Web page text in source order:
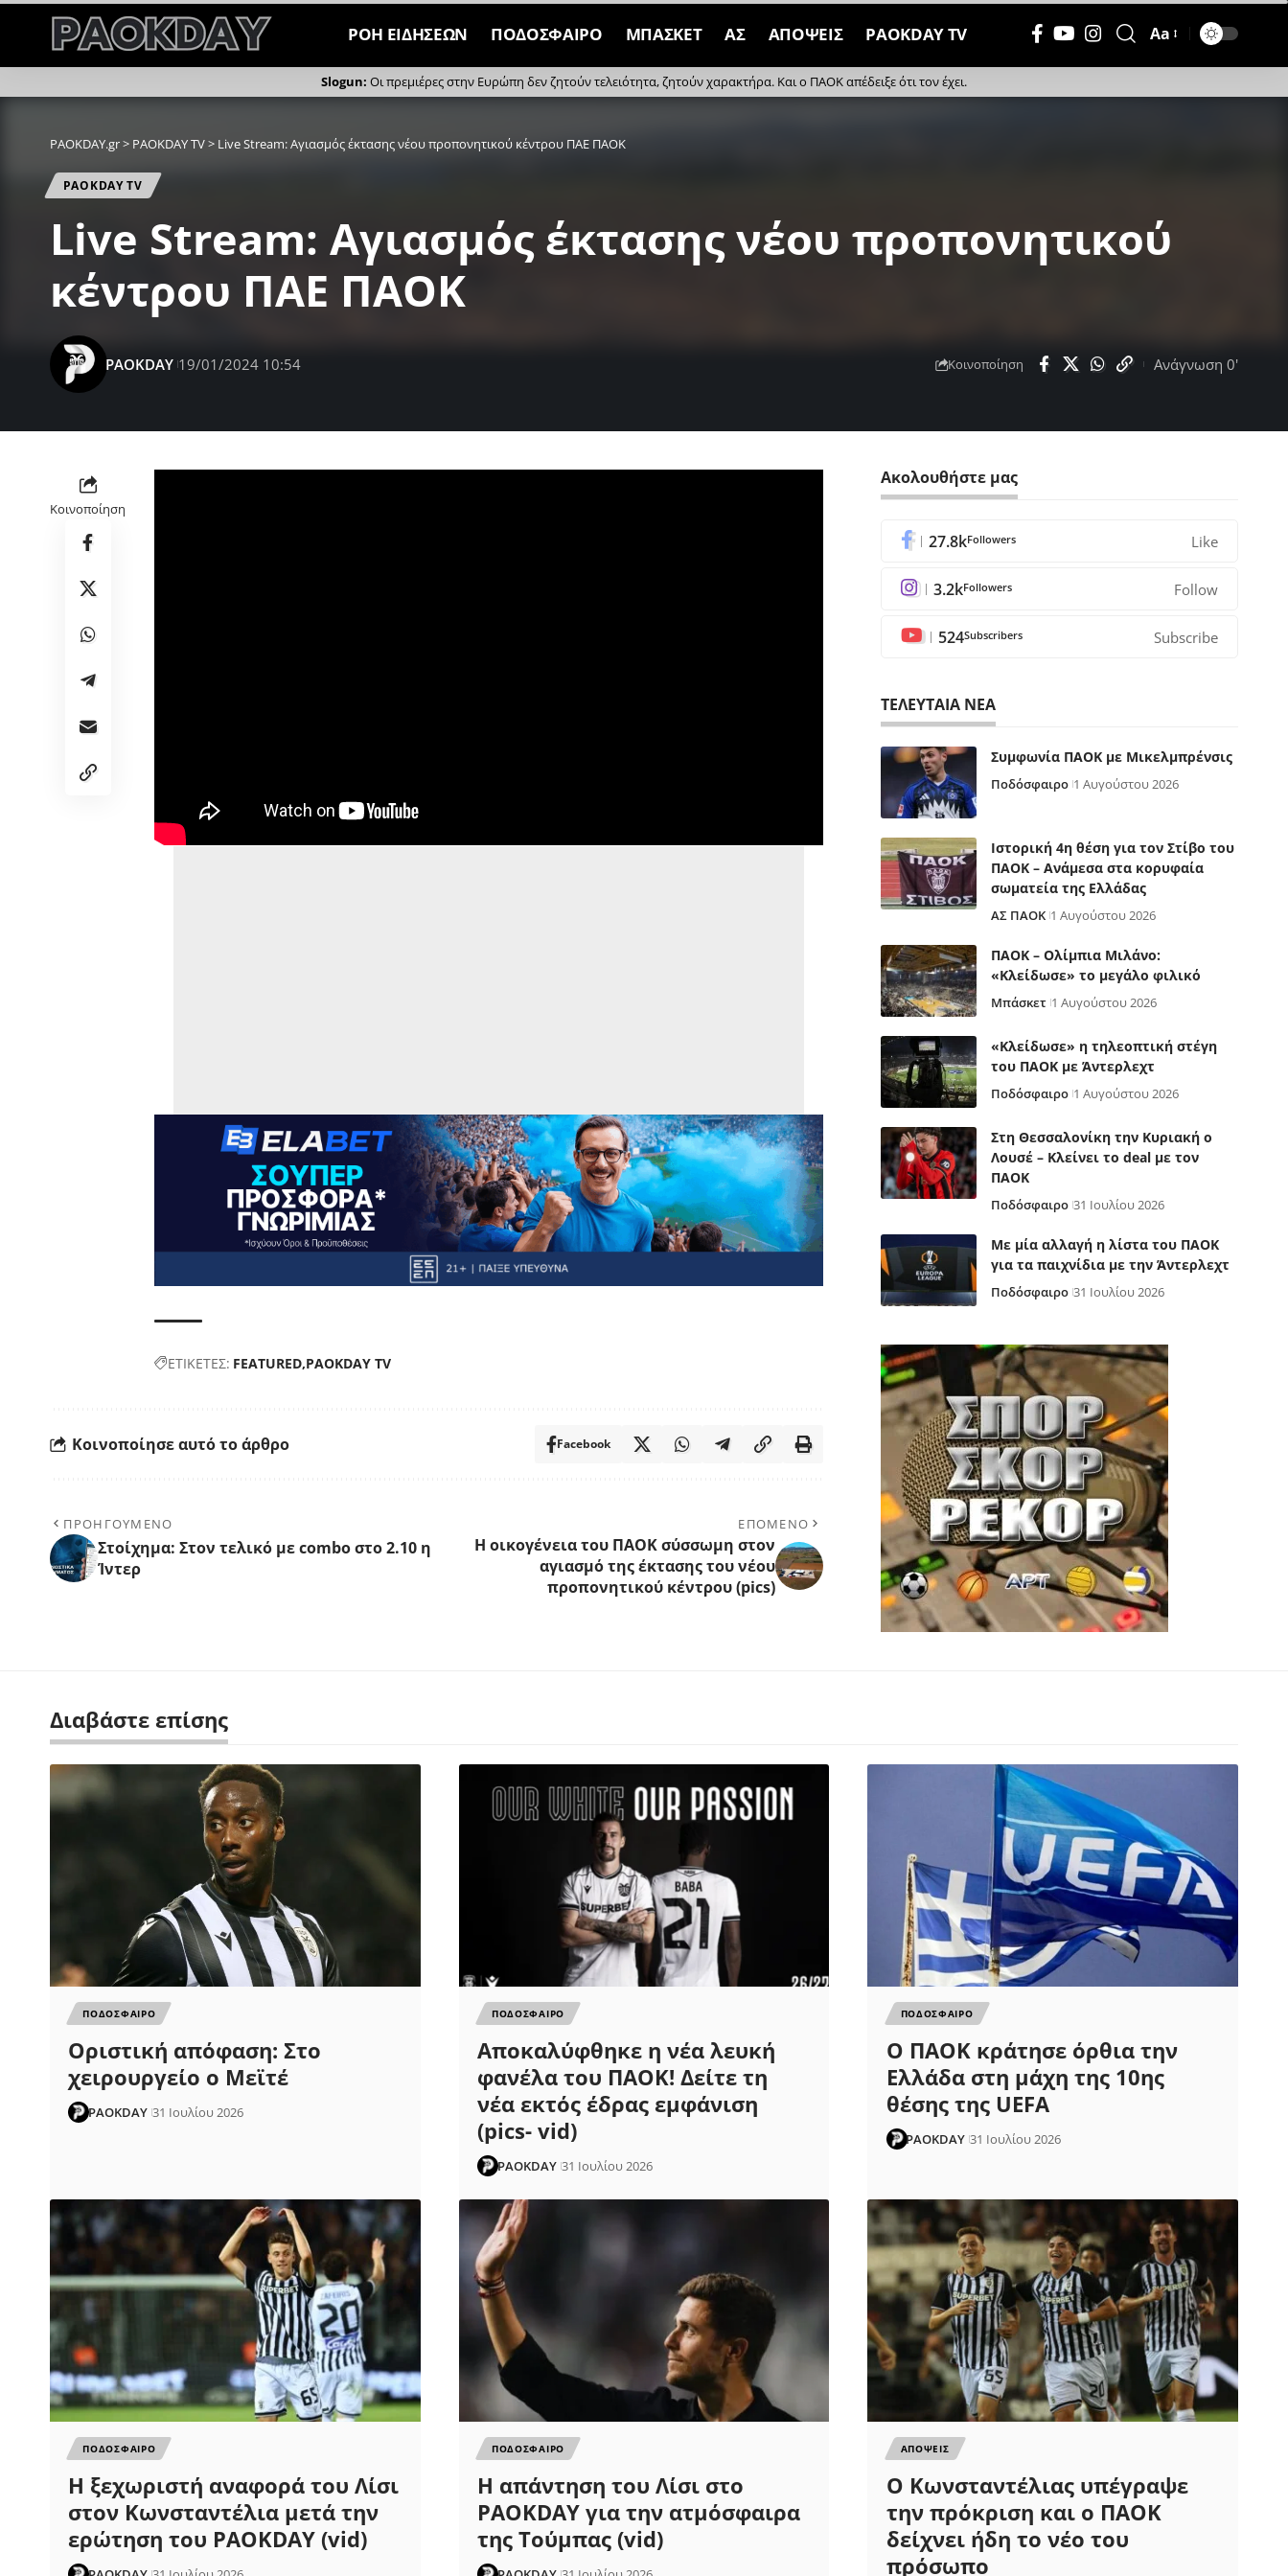
ΡΟΗ ΕΙΔΗΣΕΩΝ ΠΟΔΟΣΦΑΙΡΟ ΜΠΑΣΚΕΤ ΑΣ ΑΠΟΨΕΙΣ PAOKDAY TV
Μέγεθος
Γραμματοσειράς
Aa
Οι πρεμιέρες στην Ευρώπη δεν ζητούν τελειότητα, ζητούν χαρακτήρα. Και ο ΠΑΟΚ απέδειξε ότι τον έχει.
PAOKDAY.gr> PAOKDAY TV> Live Stream: Αγιασμός έκτασης νέου προπονητικού κέντρου ΠΑΕ ΠΑΟΚ
PAOKDAY TV
Live Stream: Αγιασμός έκτασης νέου προπονητικού
κέντρου ΠΑΕ ΠΑΟΚ
PAOKDAY 19/01/2024 10:54 Κοινοποίηση Ανάγνωση 0'
Κοινοποίηση
ΕΤΙΚΕΤΕΣ: FEATURED PAOKDAY TV
Κοινοποίησε αυτό το άρθρο Facebook
ΠΡΟΗΓΟΥΜΕΝΟ
Στοίχημα: Στον τελικό με combo στο 2.10 η
Ίντερ
ΕΠΟΜΕΝΟ
H οικογένεια του ΠΑΟΚ σύσσωμη στον
αγιασμό της έκτασης του νέου
προπονητικού κέντρου (pics)
Ακολουθήστε μας
27.8kFollowers Like
3.2kFollowers Follow
524Subscribers Subscribe
ΤΕΛΕΥΤΑΙΑ ΝΕΑ
Συμφωνία ΠΑΟΚ με Μικελμπρένσις
Ποδόσφαιρο 1 Αυγούστου 2026
Ιστορική 4η θέση για τον Στίβο του
ΠΑΟΚ – Ανάμεσα στα κορυφαία
σωματεία της Ελλάδας
ΑΣ ΠΑΟΚ 1 Αυγούστου 2026
ΠΑΟΚ – Ολίμπια Μιλάνο:
«Κλείδωσε» το μεγάλο φιλικό
Μπάσκετ 1 Αυγούστου 2026
«Κλείδωσε» η τηλεοπτική στέγη
του ΠΑΟΚ με Άντερλεχτ
Ποδόσφαιρο 1 Αυγούστου 2026
Στη Θεσσαλονίκη την Κυριακή ο
Λουσέ – Κλείνει το deal με τον
ΠΑΟΚ
Ποδόσφαιρο 31 Ιουλίου 2026
Με μία αλλαγή η λίστα του ΠΑΟΚ
για τα παιχνίδια με την Άντερλεχτ
Ποδόσφαιρο 31 Ιουλίου 2026
Διαβάστε επίσης
ΠΟΔΟΣΦΑΙΡΟ
Οριστική απόφαση: Στο
χειρουργείο ο Μεϊτέ
PAOKDAY 31 Ιουλίου 2026
ΠΟΔΟΣΦΑΙΡΟ
Αποκαλύφθηκε η νέα λευκή
φανέλα του ΠΑΟΚ! Δείτε τη
νέα εκτός έδρας εμφάνιση
(pics- vid)
PAOKDAY 31 Ιουλίου 2026
ΠΟΔΟΣΦΑΙΡΟ
Ο ΠΑΟΚ κράτησε όρθια την
Ελλάδα στη μάχη της 10ης
θέσης της UEFA
PAOKDAY 31 Ιουλίου 2026
ΠΟΔΟΣΦΑΙΡΟ
Η ξεχωριστή αναφορά του Λίσι
στον Κωνσταντέλια μετά την
ερώτηση του PAOKDAY (vid)
ΠΟΔΟΣΦΑΙΡΟ
Η απάντηση του Λίσι στο
PAOKDAY για την ατμόσφαιρα
της Τούμπας (vid)
ΑΠΟΨΕΙΣ
Ο Κωνσταντέλιας υπέγραψε
την πρόκριση και ο ΠΑΟΚ
δείχνει ήδη το νέο του
πρόσωπο